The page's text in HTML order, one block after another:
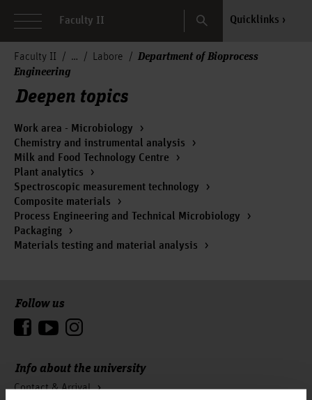
Faculty II Search Quicklinks
Faculty II Labore
Department of Bioprocess
Engineering
Deepen topics
Work area - Microbiology
Chemistry and instrumental analysis
Milk and Food Technology Centre
Plant analytics
Spectroscopic measurement technology
Composite materials
Process Engineering and Technical Microbiology
Packaging
Materials testing and material analysis
Info about the university
Contact & Arrival
Follow us